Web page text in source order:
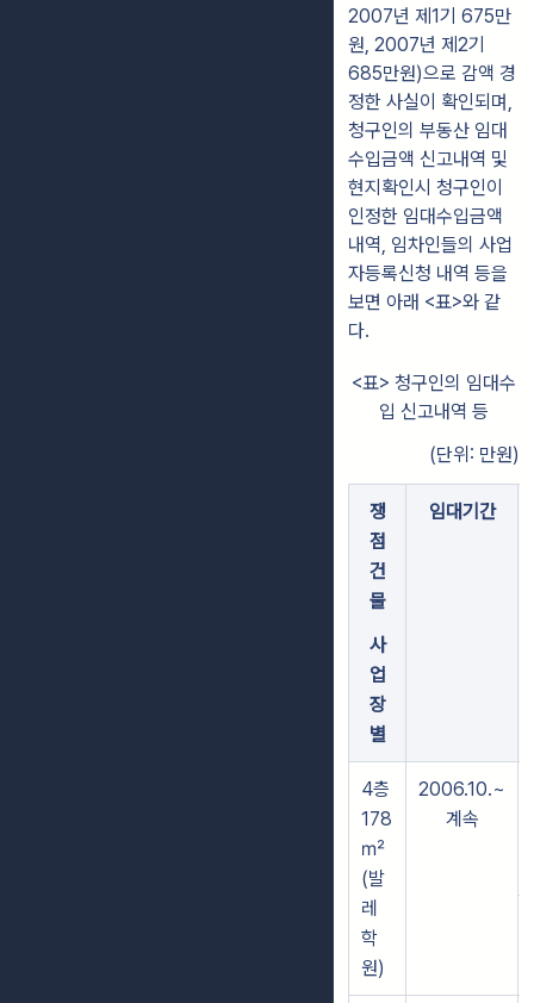
2007년 제1기 675만
원, 2007년 제2기
685만원)으로 감액 경
정한 사실이 확인되며,
청구인의 부동산 임대
수입금액 신고내역 및
현지확인시 청구인이
인정한 임대수입금액
내역, 임차인들의 사업
자등록신청 내역 등을
보면 아래 <표>와 같
다.
<표> 청구인의 임대수
입 신고내역 등
(단위: 만원)
쟁
점
건
물
사
업
장
별
임대기간
4층
178
㎡
(발
레
학
원)
2006.10.~
계속